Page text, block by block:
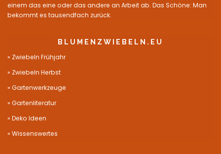
einem das eine oder das andere an Arbeit ab. Das Schöne: Man
bekommt es tausendfach zurück.
BLUMENZWIEBELN.EU
Zwiebeln Frühjahr
Zwiebeln Herbst
Gartenwerkzeuge
Gartenliteratur
Deko Ideen
Wissenswertes